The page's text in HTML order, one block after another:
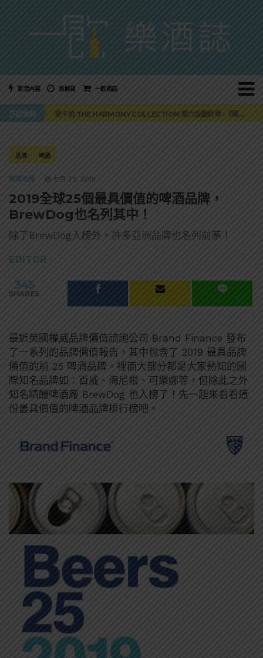
影音內容 新鮮貨 一飲商店
注目焦點
美國正式恢復蘇格蘭威士忌零關稅！烈酒產業再次迎來重磅利多
麥卡倫 THE HARMONY COLLECTION 第六版最終章 -《椰風煖韻》
角嗨尬炸物X爽快這一步，角瓶攜手頂呱呱 全新套餐限時登場
品牌 啤酒
精選酒聞 七月 22, 2019
2019全球25個最具價值的啤酒品牌，
BrewDog也名列其中！
除了BrewDog入榜外，許多亞洲品牌也名列前茅！
EDITOR
345
SHARES
最近英國權威品牌價值諮詢公司 Brand Finance 發布
了一系列的品牌價值報告，其中包含了 2019 最具品牌
價值的前 25 啤酒品牌。裡面大部分都是大家熟知的國
際知名品牌如：百威、海尼根、可樂娜等，但除此之外
知名精釀啤酒廠 BrewDog 也入榜了！先一起來看看這
份最具價值的啤酒品牌排行榜吧。